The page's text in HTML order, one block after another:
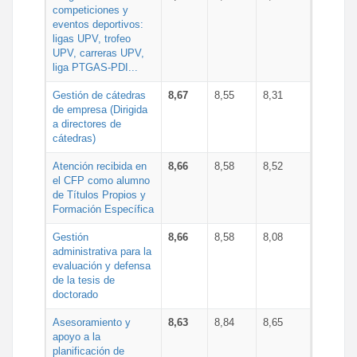
competiciones y
eventos deportivos:
ligas UPV, trofeo
UPV, carreras UPV,
liga PTGAS-PDI...
Gestión de cátedras
de empresa (Dirigida
a directores de
cátedras)
8,67 8,55 8,31
Atención recibida en
el CFP como alumno
de Títulos Propios y
Formación Específica
8,66 8,58 8,52
Gestión
administrativa para la
evaluación y defensa
de la tesis de
doctorado
8,66 8,58 8,08
Asesoramiento y
apoyo a la
planificación de
8,63 8,84 8,65